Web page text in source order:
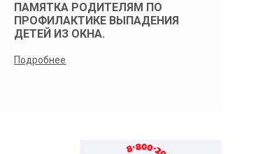
ПАМЯТКА РОДИТЕЛЯМ ПО
ПРОФИЛАКТИКЕ ВЫПАДЕНИЯ
ДЕТЕЙ ИЗ ОКНА.
Подробнее